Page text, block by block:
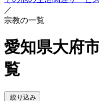
／
宗教の一覧
愛知県大府
覧
絞り込み